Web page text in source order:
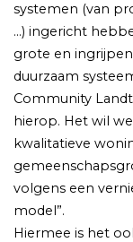
systemen (van
…) ingericht
grote en
duurzaam
Community
hierop. Het wil
kwalitatieve
volgens een
model”.
Hiermee is het